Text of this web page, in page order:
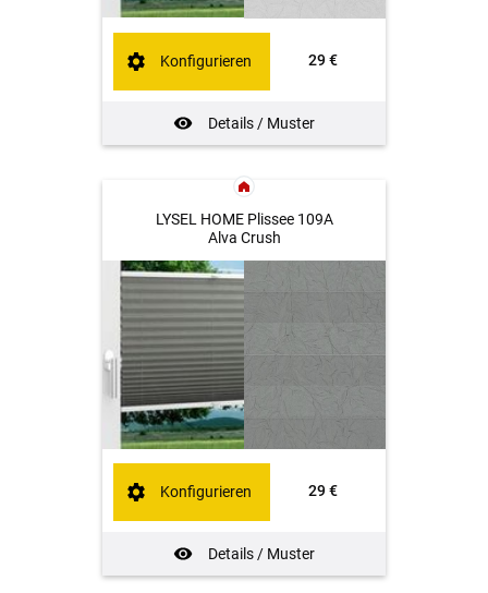
29 €
Details / Muster
Konfigurieren
LYSEL HOME Plissee 109A
Alva Crush
29 €
Details / Muster
Konfigurieren